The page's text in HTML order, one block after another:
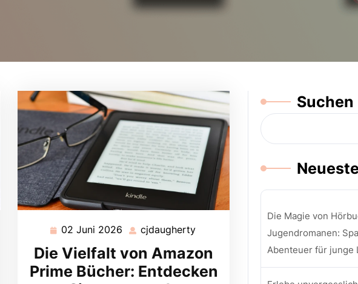
02 Juni 2026 02
2026
cjdaugherty
Die Vielfalt von Amazon
Prime Bücher: Entdecken
Suchen
Die Magie von
Jugendromanen:
Abenteuer für junge